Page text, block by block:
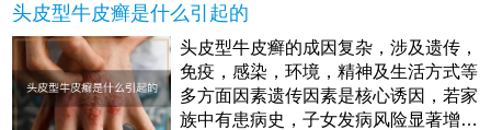
这些因素有助于患者针对性预防和管理
疾病。
头皮型牛皮癣是什么引起的
头皮型牛皮癣的成因复杂，涉及遗传，
免疫，感染，环境，精神及生活方式等
多方面因素遗传因素是核心诱因，若家
族中有患病史，子女发病风险显著增加